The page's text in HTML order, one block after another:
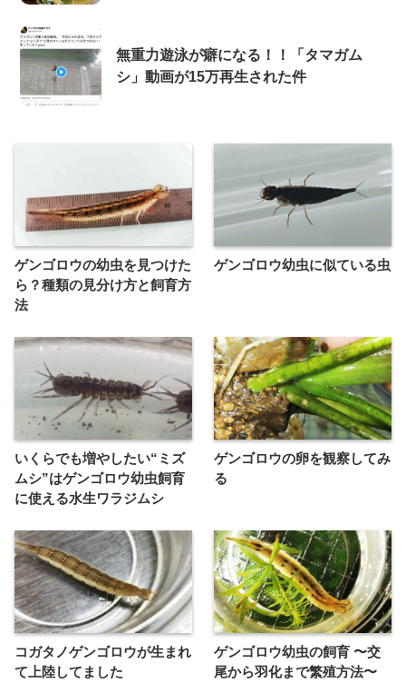
無重力遊泳が癖になる！！「タマガム
シ」動画が15万再生された件
ゲンゴロウの幼虫を見つけた
ら？種類の見分け方と飼育方
法
ゲンゴロウ幼虫に似ている虫
いくらでも増やしたい“ミズ
ムシ”はゲンゴロウ幼虫飼育
に使える水生ワラジムシ
ゲンゴロウの卵を観察してみ
る
コガタノゲンゴロウが生まれ
て上陸してました
ゲンゴロウ幼虫の飼育 〜交
尾から羽化まで繁殖方法〜